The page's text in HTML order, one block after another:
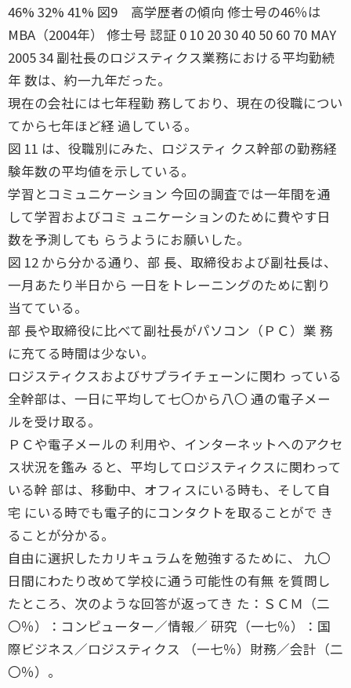
46% 32% 41% 図9 高学歴者の傾向 修士号の46％は
MBA（2004年） 修士号 認証 0 10 20 30 40 50 60 70 MAY
2005 34 副社長のロジスティクス業務における平均勤続
年 数は、約一九年だった。
現在の会社には七年程勤 務しており、現在の役職につい
てから七年ほど経 過している。
図 11 は、役職別にみた、ロジスティ クス幹部の勤務経
験年数の平均値を示している。
学習とコミュニケーション 今回の調査では一年間を通
して学習およびコミ ュニケーションのために費やす日
数を予測しても らうようにお願いした。
図 12 から分かる通り、部 長、取締役および副社長は、
一月あたり半日から 一日をトレーニングのために割り
当てている。
部 長や取締役に比べて副社長がパソコン（ＰＣ）業 務
に充てる時間は少ない。
ロジスティクスおよびサプライチェーンに関わ っている
全幹部は、一日に平均して七〇から八〇 通の電子メー
ルを受け取る。
ＰＣや電子メールの 利用や、インターネットへのアクセ
ス状況を鑑み ると、平均してロジスティクスに関わって
いる幹 部は、移動中、オフィスにいる時も、そして自
宅 にいる時でも電子的にコンタクトを取ることがで き
ることが分かる。
自由に選択したカリキュラムを勉強するために、 九〇
日間にわたり改めて学校に通う可能性の有無 を質問し
たところ、次のような回答が返ってき た：ＳＣＭ（二
〇％）：コンピューター／情報／ 研究（一七％）：国
際ビジネス／ロジスティクス （一七％）財務／会計（二
〇％）。